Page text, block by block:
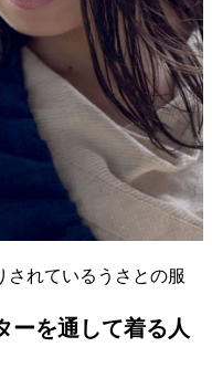
されているうさとの服
ーを通して着る人